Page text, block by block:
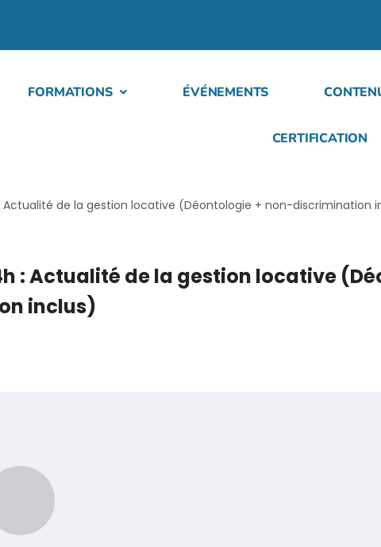
FORMATIONS ÉVÉNEMENTS
CERTIFICATION
: Actualité de la gestion locative (Déontologie + non-discrimination
: Actualité de la gestion locative
inclus)